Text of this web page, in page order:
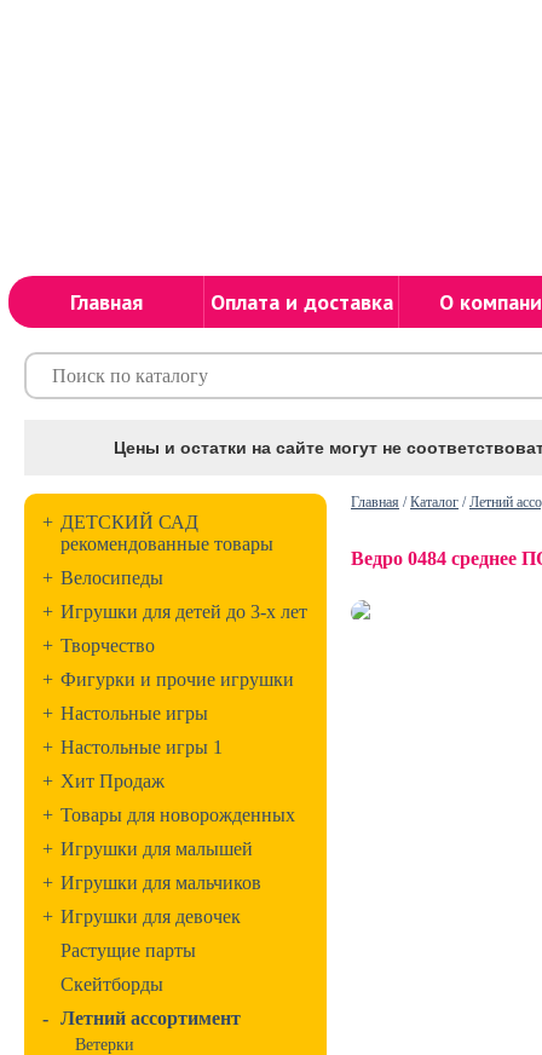
Главная Оплата и доставка О
Цены и остатки на сайте могут не
+ ДЕТСКИЙ САД
рекомендованные товары
+ Велосипеды
+ Игрушки для детей до 3-х лет
+ Творчество
+ Фигурки и прочие игрушки
+ Настольные игры
+ Настольные игры 1
+ Хит Продаж
+ Товары для новорожденных
+ Игрушки для малышей
+ Игрушки для мальчиков
+ Игрушки для девочек
Растущие парты
Скейтборды
- Летний ассортимент
Ветерки
Главная /Каталог /Летний
Ведро 0484 среднее